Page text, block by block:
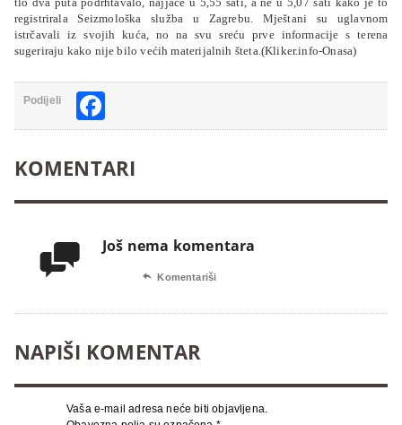
registrirala Seizmološka služba u Zagrebu. Mještani su uglavnom
istrčavali iz svojih kuća, no na svu sreću prve informacije s terena
sugeriraju kako nije bilo većih materijalnih šteta.(Kliker.info-Onasa)
Podijeli
KOMENTARI
 Još nema komentara
 Komentariši
NAPIŠI KOMENTAR
Vaša e-mail adresa neće biti objavljena.